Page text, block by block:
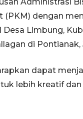
(PKM) dengan
Limbung,
di Pontianak,
dapat
lebih kreatif